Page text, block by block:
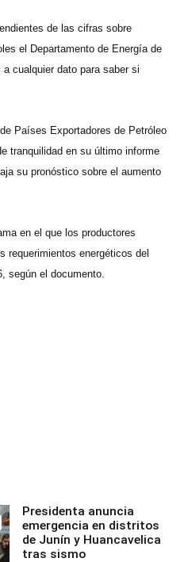
de las cifras sobre
el Departamento de Energía de
cualquier dato para saber si
Países Exportadores de Petróleo
tranquilidad en su último informe
su pronóstico sobre el aumento
en el que los productores
requerimientos energéticos del
según el documento.
Presidenta anuncia
emergencia en distritos
de Junín y Huancavelica
tras sismo